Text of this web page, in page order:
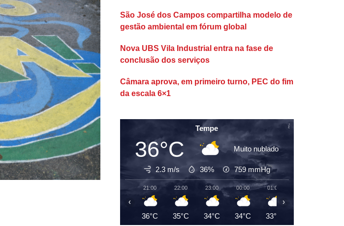
São José dos Campos compartilha modelo de
gestão ambiental em fórum global
Nova UBS Vila Industrial entra na fase de
conclusão dos serviços
Câmara aprova, em primeiro turno, PEC do fim
da escala 6×1
Tempe
36°C Muito nublado
2.3 m/s 36% 759 mmHg
21:00
36°C
22:00
35°C
23:00
34°C
00:00
34°C
01:00
33°C
‹ ›